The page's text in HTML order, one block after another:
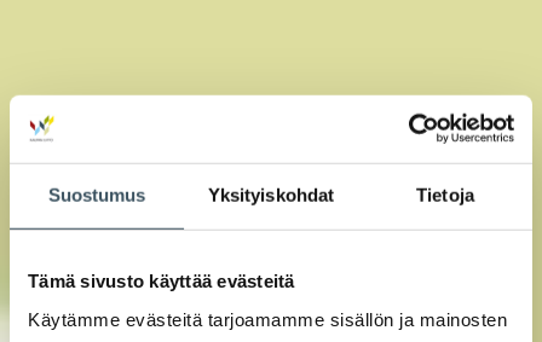
Suostumus Yksityiskohdat Tietoja
Tämä sivusto käyttää evästeitä
Käytämme evästeitä tarjoamamme sisällön ja mainosten